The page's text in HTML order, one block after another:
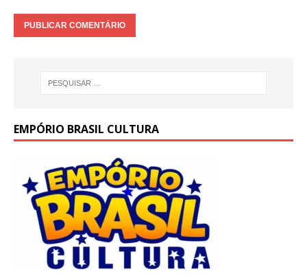
EMPÓRIO BRASIL CULTURA